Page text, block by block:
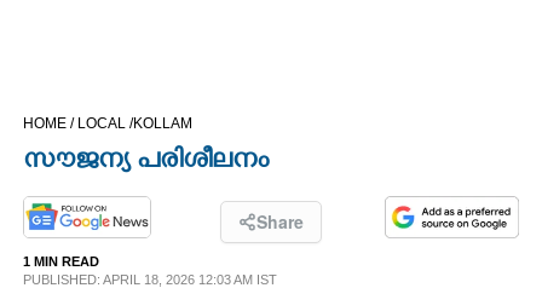
OPINION
PHOTOS
HOME / LOCAL /KOLLAM
സൗജന്യ പരിശീലനം
Share
1 MIN READ
PUBLISHED: APRIL 18, 2026 12:03 AM IST